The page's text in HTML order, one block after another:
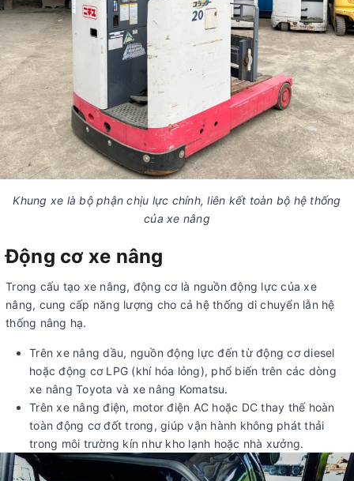
Khung xe là bộ phận chịu lực chính, liên kết toàn bộ hệ thống
của xe nâng
Động cơ xe nâng
Trong cấu tạo xe nâng, động cơ là nguồn động lực của xe
nâng, cung cấp năng lượng cho cả hệ thống di chuyển lẫn hệ
thống nâng hạ.
Trên xe nâng dầu, nguồn động lực đến từ động cơ diesel
hoặc động cơ LPG (khí hóa lỏng), phổ biến trên các dòng
xe nâng Toyota và xe nâng Komatsu.
Trên xe nâng điện, motor điện AC hoặc DC thay thế hoàn
toàn động cơ đốt trong, giúp vận hành không phát thải
trong môi trường kín như kho lạnh hoặc nhà xưởng.